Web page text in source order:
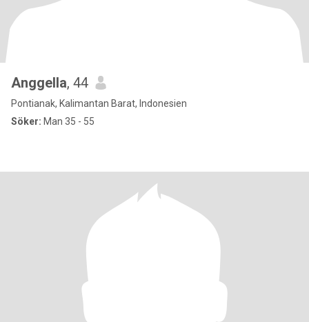
Anggella, 44
Pontianak, Kalimantan Barat, Indonesien
Söker: Man 35 - 55